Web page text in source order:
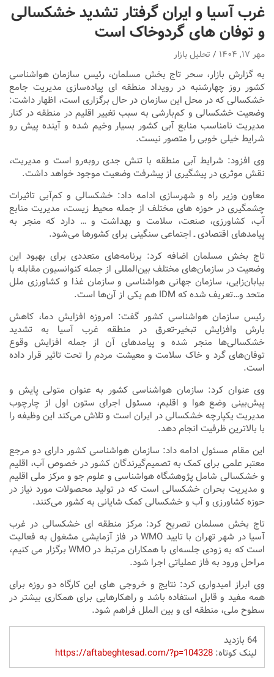
غرب آسیا و ایران گرفتار تشدید خشکسالی
و توفان های گردوخاک است
مهر ۱۷, ۱۴۰۴ تحلیل بازار
به گزارش بازار، سحر تاج بخش مسلمان، رئیس سازمان هواشناسی
کشور روز چهارشنبه در رویداد منطقه ای پیاده‌سازی مدیریت جامع
خشکسالی که در محل این سازمان در حال برگزاری است، اظهار داشت:
وضعیت خشکسالی و کم‌بارشی به سبب تغییر اقلیم در منطقه در کنار
مدیریت نامناسب منابع آبی کشور بسیار وخیم شده و آینده پیش رو
شرایط خیلی خوبی را متصور نیست.
وی افزود: شرایط آبی منطقه با تنش جدی روبه‌رو است و مدیریت،
نقش موثری در پیشگیری از پیشرفت وضعیت موجود خواهد داشت.
معاون وزیر راه و شهرسازی ادامه داد: خشکسالی و کم‌آبی تاثیرات
چشمگیری در حوزه های مختلف از جمله محیط زیست، مدیریت منابع
آب، کشاورزی، صنعت، سلامت و بهداشت و … دارد که منجر به
پیامدهای اقتصادی ـ اجتماعی سنگینی برای کشورها می‌شود.
تاج بخش مسلمان اضافه کرد: برنامه‌های متعددی برای بهبود این
وضعیت در سازمان‌های مختلف بین‌المللی از جمله کنوانسیون مقابله با
بیابان‌زایی، سازمان جهانی هواشناسی و سازمان غذا و کشاورزی ملل
متحد و…تعریف شده که IDM هم یکی از آن‌ها است.
رئیس سازمان هواشناسی کشور گفت: امروزه افزایش دما، کاهش
بارش وافزایش تبخیر-تعرق در منطقه غرب آسیا به تشدید
خشکسالی‌ها منجر شده و پیامدهای آن از جمله افزایش وقوع
توفان‌های گرد و خاک سلامت و معیشت مردم را تحت تاثیر قرار داده
است.
وی عنوان کرد: سازمان هواشناسی کشور به عنوان متولی پایش و
پیش‌بینی وضع هوا و اقلیم، مسئول اجرای ستون اول از چارچوب
مدیریت یکپارچه خشکسالی در ایران است و تلاش می‌کند این وظیفه را
با بالاترین ظرفیت انجام دهد.
این مقام مسئول ادامه داد: سازمان هواشناسی کشور دارای دو مرجع
معتبر علمی برای کمک به تصمیم‌گیرندگان کشور در خصوص آب، اقلیم
و خشکسالی شامل پژوهشگاه هواشناسی و علوم جو و مرکز ملی اقلیم
و مدیریت بحران خشکسالی است که در تولید محصولات مورد نیاز در
حوزه کشاورزی و آب و خشکسالی کمک شایانی به کشور می‌کنند.
تاج بخش مسلمان تصریح کرد: مرکز منطقه ای خشکسالی در غرب
آسیا در شهر تهران با تایید WMO در فاز آزمایشی مشغول به فعالیت
است که به زودی جلسه‌ای با همکاران مرتبط در WMO برگزار می کنیم،
مراحل ورود به فاز عملیاتی اجرا شود.
وی ابراز امیدواری کرد: نتایج و خروجی های این کارگاه دو روزه برای
همه مفید و قابل استفاده باشد و راهکارهایی برای همکاری بیشتر در
سطوح ملی، منطقه ای و بین الملل فراهم شود.
64 بازدید
لینک کوتاه:https://aftabeghtesad.com/?p=104328